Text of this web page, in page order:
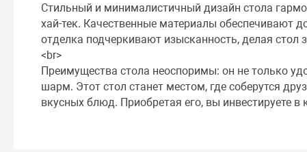
Стильный и минималистичный дизайн стола
хай-тек. Качественные материалы обеспечивают
отделка подчеркивают изысканность, делая
<br>
Преимущества стола неоспоримы: он не только
шарм. Этот стол станет местом, где соберутся
вкусных блюд. Приобретая его, вы инвестируете